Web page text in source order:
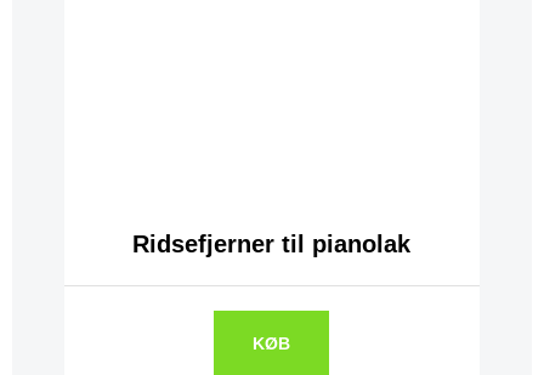
Ridsefjerner til pianolak
KØB